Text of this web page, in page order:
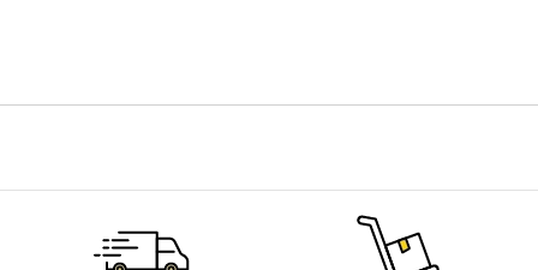
гігієнічний висновок
Характеристики